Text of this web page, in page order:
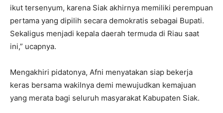
ikut tersenyum, karena Siak akhirnya memiliki perempuan
pertama yang dipilih secara demokratis sebagai Bupati.
Sekaligus menjadi kepala daerah termuda di Riau saat
ini,” ucapnya.
Mengakhiri pidatonya, Afni menyatakan siap bekerja
keras bersama wakilnya demi mewujudkan kemajuan
yang merata bagi seluruh masyarakat Kabupaten Siak.